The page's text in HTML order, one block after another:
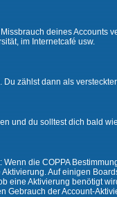
deines Accounts
im Internetcafé usw.
zählst dann als
und du solltest dich bald
die COPPA
Auf einigen
eine Aktivierung benötigt
Gebrauch der Account-